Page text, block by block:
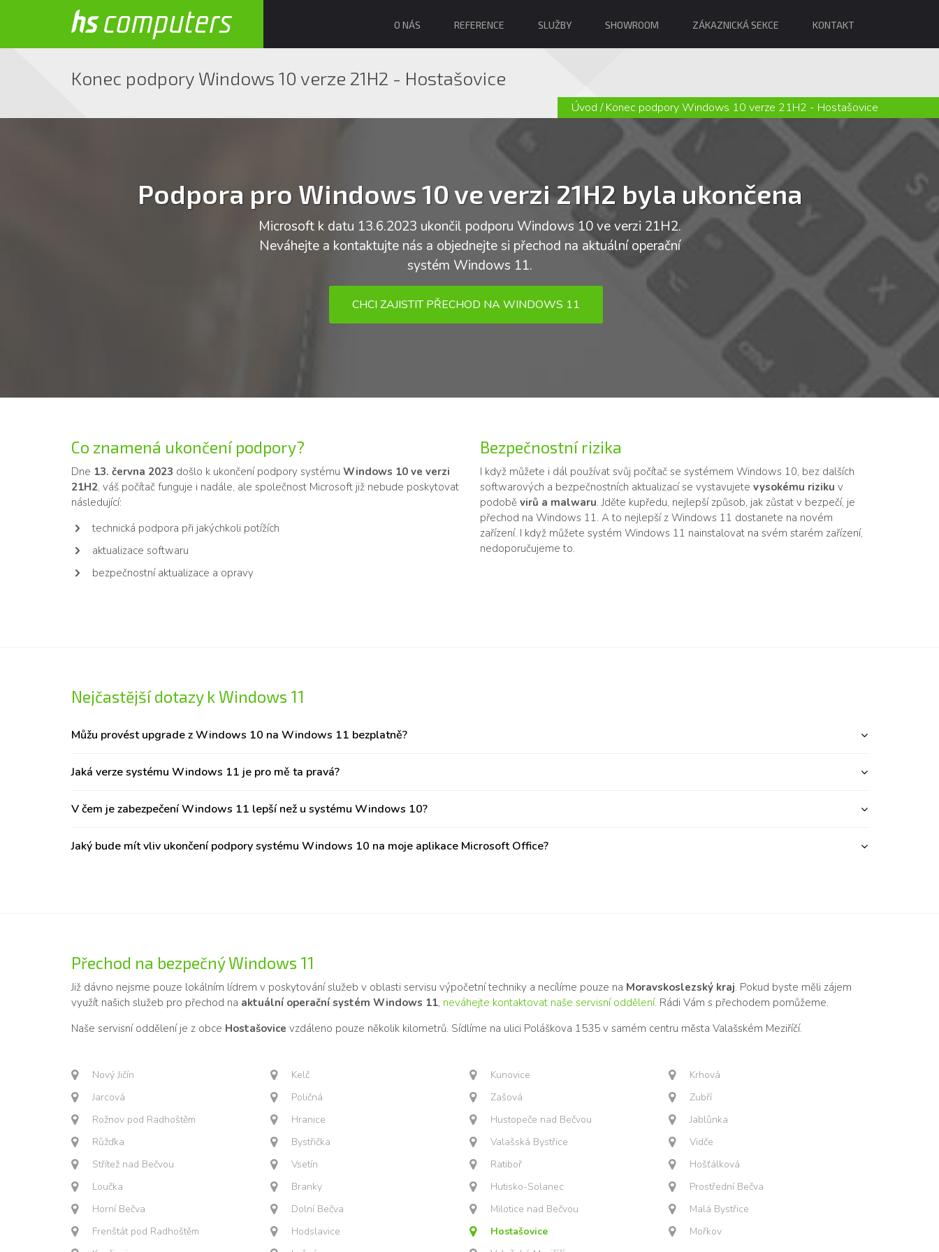
O NÁS REFERENCE SLUŽBY SHOWROOM ZÁKAZNICKÁ SEKCE KONTAKT
Konec podpory Windows 10 verze 21H2 - Hostašovice
Úvod/Konec podpory Windows 10 verze 21H2 - Hostašovice
Podpora pro Windows 10 ve verzi 21H2 byla ukončena
Microsoft k datu 13.6.2023 ukončil podporu Windows 10 ve verzi 21H2.
Neváhejte a kontaktujte nás a objednejte si přechod na aktuální operační
systém Windows 11.
CHCI ZAJISTIT PŘECHOD NA WINDOWS 11
Co znamená ukončení podpory?
Dne 13. června 2023 došlo k ukončení podpory systému Windows 10 ve verzi
21H2, váš počítač funguje i nadále, ale společnost Microsoft již nebude poskytovat
následující:
technická podpora při jakýchkoli potížích
aktualizace softwaru
bezpečnostní aktualizace a opravy
Bezpečnostní rizika
I když můžete i dál používat svůj počítač se systémem Windows 10, bez dalších
softwarových a bezpečnostních aktualizací se vystavujete vysokému riziku v
podobě virů a malwaru. Jděte kupředu, nejlepší způsob, jak zůstat v bezpečí, je
přechod na Windows 11. A to nejlepší z Windows 11 dostanete na novém
zařízení. I když můžete systém Windows 11 nainstalovat na svém starém zařízení,
nedoporučujeme to.
Nejčastější dotazy k Windows 11
Můžu provést upgrade z Windows 10 na Windows 11 bezplatně?
Jaká verze systému Windows 11 je pro mě ta pravá?
V čem je zabezpečení Windows 11 lepší než u systému Windows 10?
Jaký bude mít vliv ukončení podpory systému Windows 10 na moje aplikace Microsoft Office?
Přechod na bezpečný Windows 11
Již dávno nejsme pouze lokálním lídrem v poskytování služeb v oblasti servisu výpočetní techniky a necílíme pouze na Moravskoslezský kraj. Pokud byste měli zájem
využít našich služeb pro přechod na aktuální operační systém Windows 11, neváhejte kontaktovat naše servisní oddělení. Rádi Vám s přechodem pomůžeme.
Naše servisní oddělení je z obce Hostašovice vzdáleno pouze několik kilometrů. Sídlíme na ulici Poláškova 1535 v samém centru města Valašském Meziříčí.
Nový Jičín Kelč Kunovice
Krhová
Jarcová
Poličná Zašová
Zubří
Rožnov pod Radhoštěm
Hranice Hustopeče nad Bečvou
Jablůnka
Růžďka
Bystřička Valašská Bystřice
Vidče
Střítež nad Bečvou
Vsetín Ratiboř
Hošťálková
Loučka
Branky Hutisko-Solanec
Prostřední Bečva
Horní Bečva
Dolní Bečva Milotice nad Bečvou
Malá Bystřice
Frenštát pod Radhoštěm
Hodslavice Hostašovice
Mořkov